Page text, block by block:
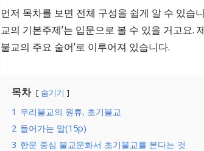
먼저 목차를 보면 전체 구성을 쉽게 알 수 있습
교의 기본주제’는 입문으로 볼 수 있을 거고요.
불교의 주요 술어’로 이루어져 있습니다.
목차 숨기기
1 우리불교의 원류, 초기불교
2 들어가는 말(15p)
3 한문 중심 불교문화서 초기불교를 본다는 것